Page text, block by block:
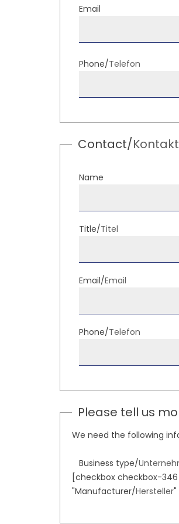
Email
Phone/Telefon
Contact/Kontakt
Name
Title/Titel
Email/Email
Phone/Telefon
Please tell us
We need the following
Business type/
[checkbox checkbox-
"Manufacturer/Hersteller"